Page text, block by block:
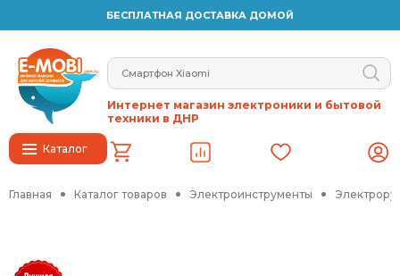
БЕСПЛАТНАЯ ДОСТАВКА ДОМОЙ
Каталог
Интернет магазин электроники и бытовой
техники в ДНР
Главная Каталог товаров Электроинструменты